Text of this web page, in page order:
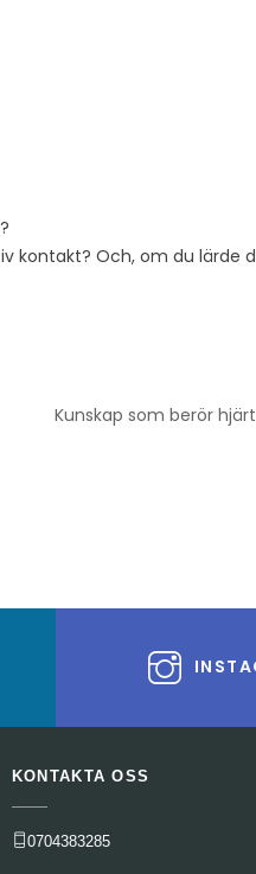
kontakt? Och, om du lärde
Kunskap som berör
KONTAKTA OSS
0704383285